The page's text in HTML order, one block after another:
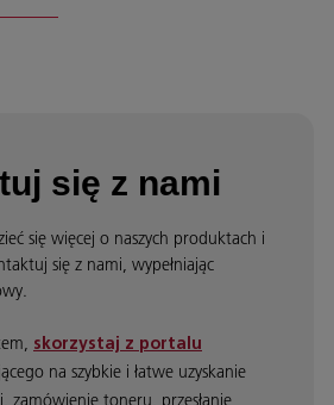
się z nami
się więcej o naszych produktach i
się z nami, wypełniając
skorzystaj z portalu
na szybkie i łatwe uzyskanie
zamówienie toneru, przesłanie